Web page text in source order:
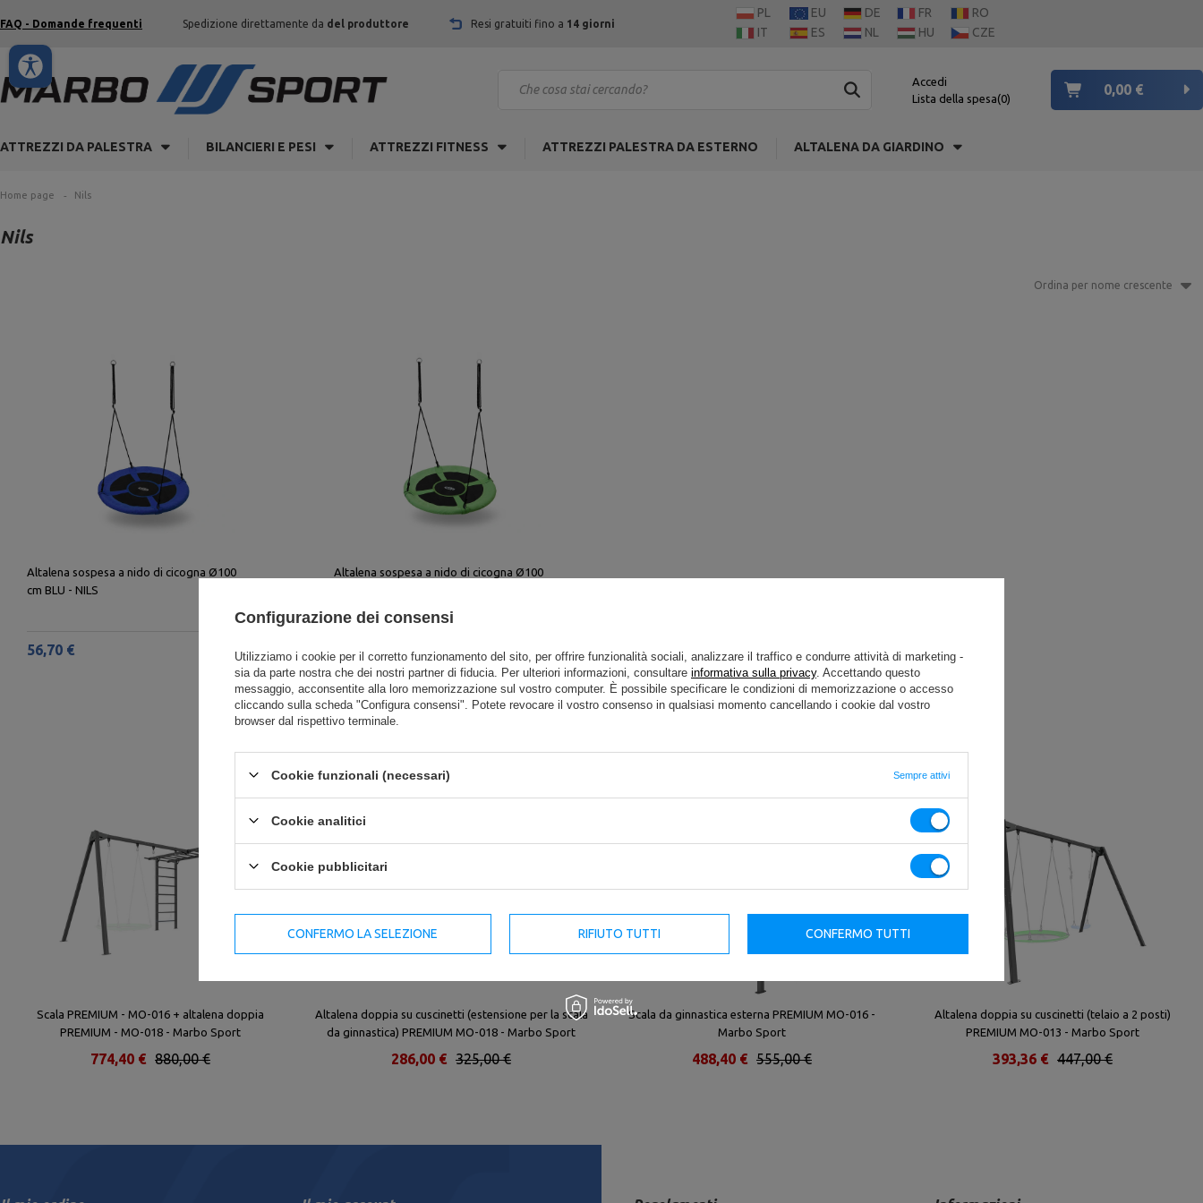
FAQ - Domande frequenti Spedizione direttamente da del produttore Resi gratuiti fino a 14 giorni
PL EU DE FR
RO
IT
ES NL HU CZE
Accedi
Lista della spesa 0
0,00 €
ATTREZZI DA PALESTRA BILANCIERI E PESI ATTREZZI FITNESS ATTREZZI PALESTRA DA ESTERNO ALTALENA DA GIARDINO
Home page Nils
Nils
Ordina per nome crescente
Altalena sospesa a nido di cicogna Ø100
cm BLU - NILS
56,70 €
Altalena sospesa a nido di cicogna Ø100
56,70 €
Scala PREMIUM - MO-016 + altalena doppia
PREMIUM - MO-018 - Marbo Sport
880,00 €
774,40 €
Altalena doppia su cuscinetti (estensione per la scala
da ginnastica) PREMIUM MO-018 - Marbo Sport
325,00 €
286,00 €
Scala da ginnastica esterna PREMIUM MO-016 -
Marbo Sport
555,00 €
488,40 €
Altalena doppia su cuscinetti (telaio a 2 posti)
PREMIUM MO-013 - Marbo Sport
447,00 €
393,36 €
Configurazione dei consensi
Utilizziamo i cookie per il corretto funzionamento del sito, per offrire funzionalità sociali, analizzare il traffico e condurre attività di marketing -
sia da parte nostra che dei nostri partner di fiducia. Per ulteriori informazioni, consultare informativa sulla privacy. Accettando questo
messaggio, acconsentite alla loro memorizzazione sul vostro computer. È possibile specificare le condizioni di memorizzazione o accesso
cliccando sulla scheda "Configura consensi". Potete revocare il vostro consenso in qualsiasi momento cancellando i cookie dal vostro
browser dal rispettivo terminale.
Cookie funzionali (necessari) Sempre attivi
Cookie analitici
Cookie pubblicitari
CONFERMO LA SELEZIONE RIFIUTO TUTTI CONFERMO TUTTI